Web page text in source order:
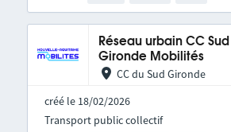
Réseau urbain CC Sud
Gironde Mobilités
CC du Sud Gironde
créé le 18/02/2026
Transport public collectif